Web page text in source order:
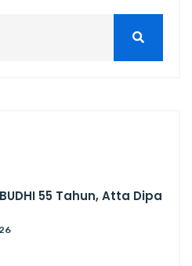
55 Tahun, Atta Dipa